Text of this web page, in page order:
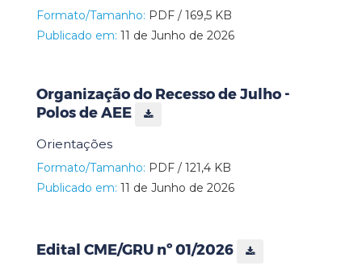
Formato/Tamanho: PDF / 169,5 KB
Publicado em: 11 de Junho de 2026
Organização do Recesso de Julho -
Polos de AEE
Orientações
Formato/Tamanho: PDF / 121,4 KB
Publicado em: 11 de Junho de 2026
Edital CME/GRU nº 01/2026